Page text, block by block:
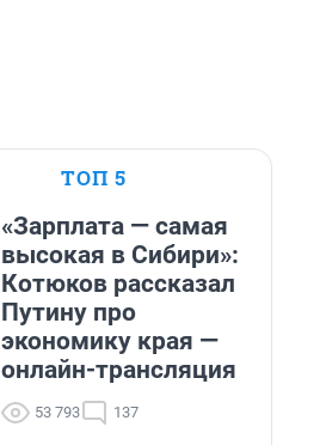
ТОП 5
«Зарплата — самая
высокая в Сибири»:
Котюков рассказал
Путину про
экономику края —
онлайн-трансляция
53 793 137